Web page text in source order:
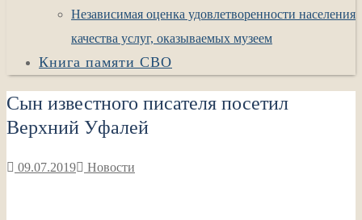
Независимая оценка удовлетворенности населения
качества услуг, оказываемых музеем
Книга памяти СВО
Сын известного писателя посетил
Верхний Уфалей
09.07.2019 Новости